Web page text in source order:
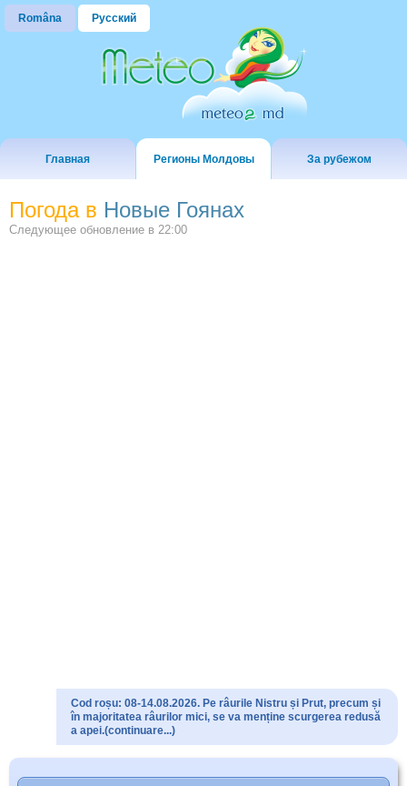
Româna Русский
Главная Регионы Молдовы За рубежом
Погода в Новые Гоянах
Следующее обновление в 22:00
Cod roșu: 08-14.08.2026. Pe râurile Nistru și Prut, precum și
în majoritatea râurilor mici, se va menține scurgerea redusă
a apei.(continuare...)